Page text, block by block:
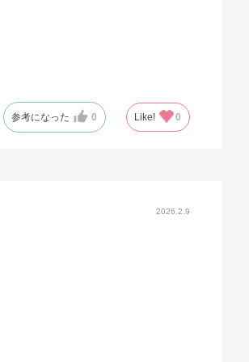
参考になった 0 Like! 0
2026.2.9